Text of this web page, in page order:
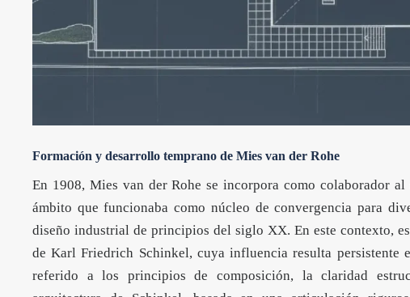
Formación y desarrollo temprano de Mies van der Rohe
En 1908, Mies van der Rohe se incorpora como colaborador
ámbito que funcionaba como núcleo de convergencia para
diseño industrial de principios del siglo XX. En este contexto,
de Karl Friedrich Schinkel, cuya influencia resulta persistente
referido a los principios de composición, la claridad